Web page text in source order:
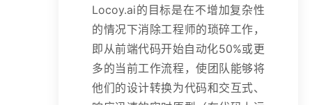
Locoy.ai的目标是在不增加复杂性
的情况下消除工程师的琐碎工作，
即从前端代码开始自动化50%或更
多的当前工作流程，使团队能够将
他们的设计转换为代码和交互式、